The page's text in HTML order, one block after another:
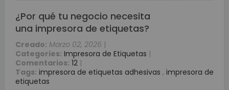
¿Por qué tu negocio necesita
una impresora de etiquetas?
Creado: Marzo 02, 2026 |
Categories: Impresora de Etiquetas |
Comentarios: 12 |
Tags: impresora de etiquetas adhesivas , impresora de
etiquetas